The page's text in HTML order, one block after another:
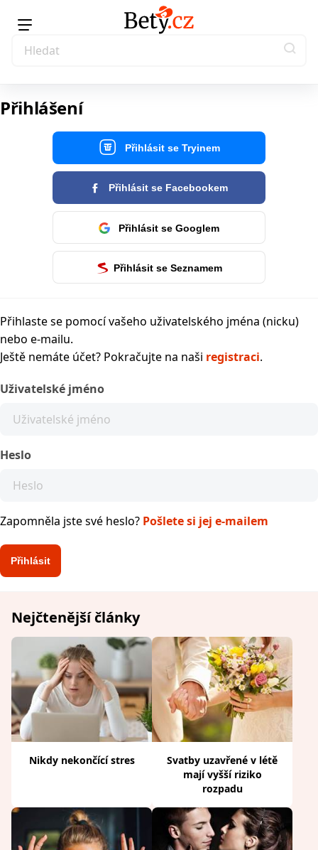
Přihlášení
Přihlásit se Tryinem
Přihlásit se Facebookem
Přihlásit se Googlem
Přihlásit se Seznamem
Přihlaste se pomocí vašeho uživatelského jména (nicku)
nebo e-mailu.
Ještě nemáte účet? Pokračujte na naši registraci.
Uživatelské jméno
Heslo
Zapomněla jste své heslo? Pošlete si jej e-mailem
Nejčtenější články
Nikdy nekončící stres
Svatby uzavřené v létě
mají vyšší riziko
rozpadu